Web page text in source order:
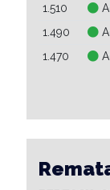
1.510
1.490
1.470